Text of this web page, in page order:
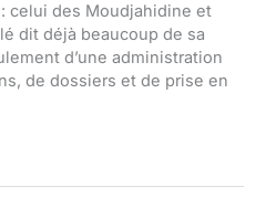
celui des Moudjahidine et
dit déjà beaucoup de sa
d’une administration
de dossiers et de prise en